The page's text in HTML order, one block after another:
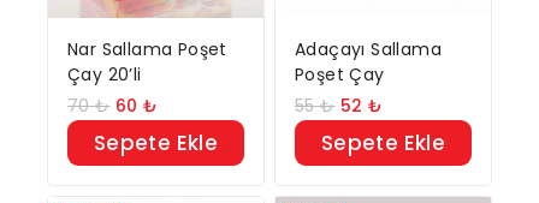
Nar Sallama Poşet
Çay 20’li
70₺ 60₺
Sepete Ekle
Adaçayı Sallama
Poşet Çay
55₺ 52₺
Sepete Ekle